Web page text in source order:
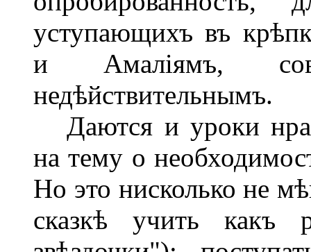
уступающихъ въ
и Амаліямъ,
недѣйствительнымъ.
Даются и уроки
на тему о
Но это нисколько не
сказкѣ учить какъ